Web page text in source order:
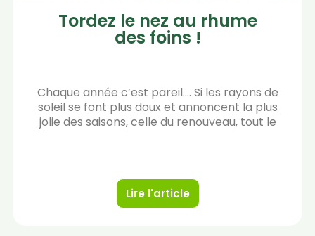
Tordez le nez au rhume
des foins !
Chaque année c’est pareil…. Si les rayons de
soleil se font plus doux et annoncent la plus
jolie des saisons, celle du renouveau, tout le
Lire l'article